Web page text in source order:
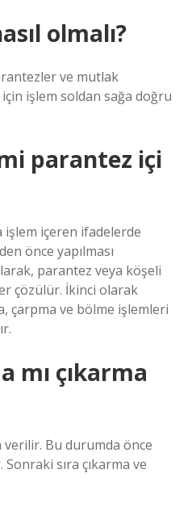
olmalı?
ve mutlak
işlem soldan sağa doğru
parantez içi
işlem içeren ifadelerde
önce yapılması
parantez veya köşeli
çözülür. İkinci olarak
çarpma ve bölme işlemleri
mı çıkarma
Bu durumda önce
Sonraki sıra çıkarma ve